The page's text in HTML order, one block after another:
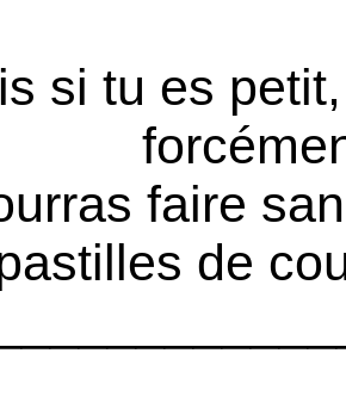
si tu es
faire
de